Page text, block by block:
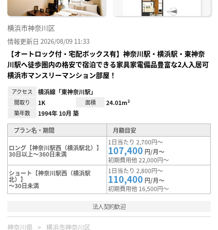
横浜市神奈川区
情報更新日 2026/08/09 11:33
【オートロック付・宅配ボックス有】神奈川駅・横浜駅・東神奈
川駅へ徒歩圏内の格安で宿泊できる家具家電備品豊富な2人入居可
横浜市マンスリーマンション部屋！
アクセス 横浜線「東神奈川駅」
間取り 1K 面積 24.01m²
築年数 1994年 10月 築
プラン名・期間 月額目安
ロング【神奈川駅西（横浜駅北）】
30日以上～360日未満
1日当たり 2,700円～
107,400 円/月～
初期費用他 22,000円～
ショート【神奈川駅西（横浜駅
北）】
～30日未満
1日当たり 2,800円～
110,400 円/月～
初期費用他 16,500円～
法人契約歓迎
神奈川県 横浜市神奈川区